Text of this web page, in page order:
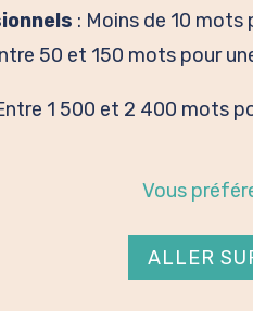
: Moins de 10
50 et 150 mots pour
1 500 et 2 400 mots
Vous
ALLER